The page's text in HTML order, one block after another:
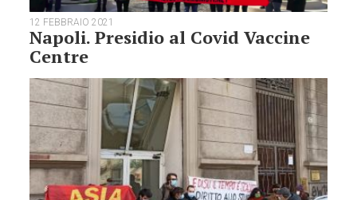
12 FEBBRAIO 2021
Napoli. Presidio al Covid Vaccine
Centre